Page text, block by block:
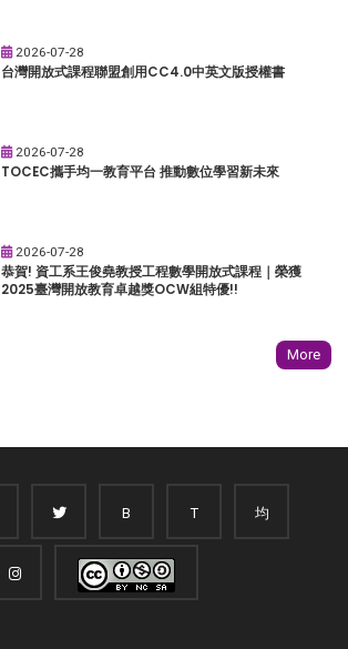
2026-07-28
台灣開放式課程聯盟創用CC4.0中英文版授權書
2026-07-28
TOCEC攜手均一教育平台 推動數位學習新未來
2026-07-28
恭賀! 資工系王俊堯教授工程數學開放式課程｜榮獲
2025臺灣開放教育卓越獎OCW組特優!!
More
B T 均